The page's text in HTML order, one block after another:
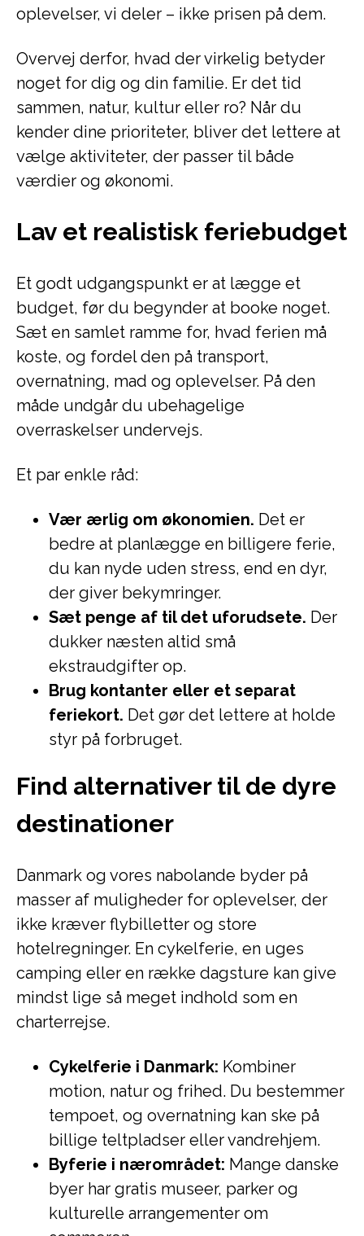
oplevelser, vi deler – ikke prisen på dem.
Overvej derfor, hvad der virkelig betyder
noget for dig og din familie. Er det tid
sammen, natur, kultur eller ro? Når du
kender dine prioriteter, bliver det lettere at
vælge aktiviteter, der passer til både
værdier og økonomi.
Lav et realistisk feriebudget
Et godt udgangspunkt er at lægge et
budget, før du begynder at booke noget.
Sæt en samlet ramme for, hvad ferien må
koste, og fordel den på transport,
overnatning, mad og oplevelser. På den
måde undgår du ubehagelige
overraskelser undervejs.
Et par enkle råd:
Vær ærlig om økonomien. Det er
bedre at planlægge en billigere ferie,
du kan nyde uden stress, end en dyr,
der giver bekymringer.
Sæt penge af til det uforudsete. Der
dukker næsten altid små
ekstraudgifter op.
Brug kontanter eller et separat
feriekort. Det gør det lettere at holde
styr på forbruget.
Find alternativer til de dyre
destinationer
Danmark og vores nabolande byder på
masser af muligheder for oplevelser, der
ikke kræver flybilletter og store
hotelregninger. En cykelferie, en uges
camping eller en række dagsture kan give
mindst lige så meget indhold som en
charterrejse.
Cykelferie i Danmark: Kombiner
motion, natur og frihed. Du bestemmer
tempoet, og overnatning kan ske på
billige teltpladser eller vandrehjem.
Byferie i nærområdet: Mange danske
byer har gratis museer, parker og
kulturelle arrangementer om